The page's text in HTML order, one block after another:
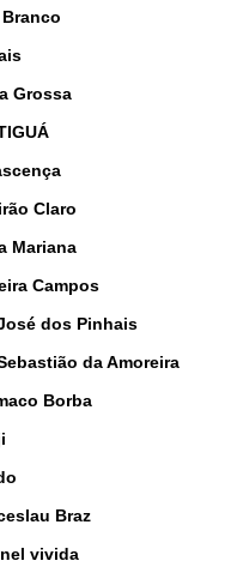
Branco
Grossa
Claro
Mariana
Campos
José dos Pinhais
Sebastião da Amoreira
Borba
Braz
vivida